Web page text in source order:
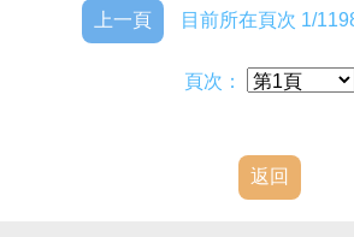
上一頁 目前所在頁次 1/
頁次：
返回